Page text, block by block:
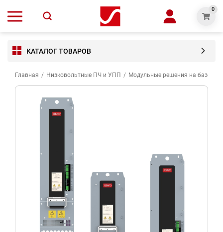
0
КАТАЛОГ ТОВАРОВ
Главная / Низковольтные ПЧ и УПП / Модульные решения на базе